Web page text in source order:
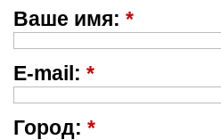
Ваше имя: *
E-mail: *
Город: *